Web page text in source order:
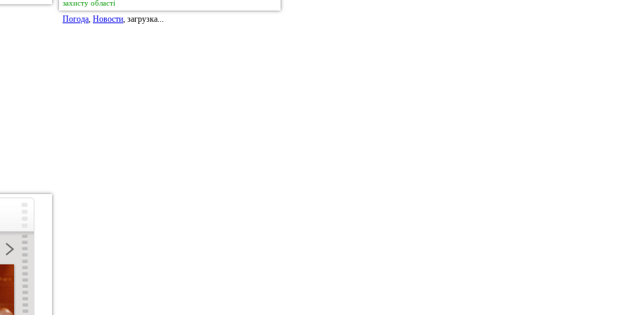
захисту області
Погода, Новости, загрузка...